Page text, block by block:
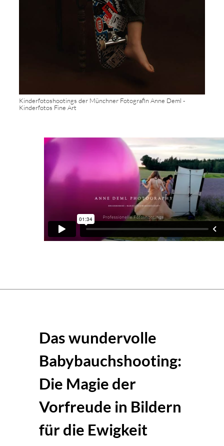
Kinderfotoshootings der Münchner Fotografin Anne Deml -
Kinderfotos Fine Art
Das wundervolle
Babybauchshooting:
Die Magie der
Vorfreude in Bildern
für die Ewigkeit